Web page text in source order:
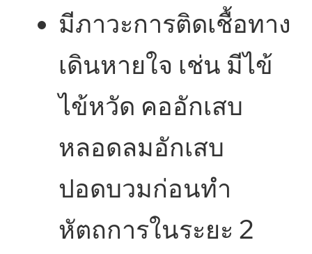
มีภาวะการติดเชื้อทาง
เดินหายใจ เช่น มีไข้
ไข้หวัด คออักเสบ
หลอดลมอักเสบ
ปอดบวมก่อนทำ
หัตถการในระยะ 2